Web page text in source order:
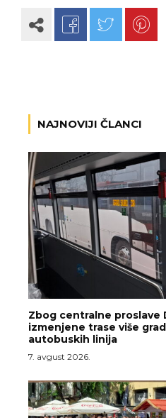
NAJNOVIJI ČLANCI
Zbog centralne proslave
izmenjene trase više
autobuskih linija
7. avgust 2026.